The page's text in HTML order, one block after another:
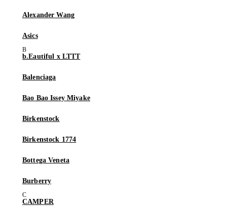
Alexander Wang
Asics
b.Eautiful x LTTT
Balenciaga
Bao Bao Issey Miyake
Birkenstock
Birkenstock 1774
Bottega Veneta
Burberry
CAMPER